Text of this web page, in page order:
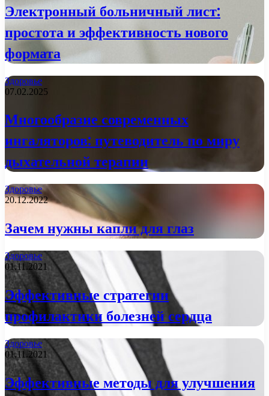
Электронный больничный лист:
простота и эффективность нового
формата
Здоровье
07.02.2025
Многообразие современных
ингаляторов: путеводитель по миру
дыхательной терапии
Здоровье
20.12.2022
Зачем нужны капли для глаз
Здоровье
01.11.2021
Эффективные стратегии
профилактики болезней сердца
Здоровье
01.11.2021
Эффективные методы для улучшения